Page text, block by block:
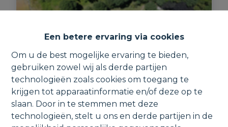
Een betere ervaring via cookies
Om u de best mogelijke ervaring te bieden,
gebruiken zowel wij als derde partijen
technologieën zoals cookies om toegang te
krijgen tot apparaatinformatie en/of deze op te
slaan. Door in te stemmen met deze
technologieën, stelt u ons en derde partijen in de
Bouwgrond voor een halfopen
bebouwing omringd door groen.
Meerbeeksebaan , 1982 Elewijt